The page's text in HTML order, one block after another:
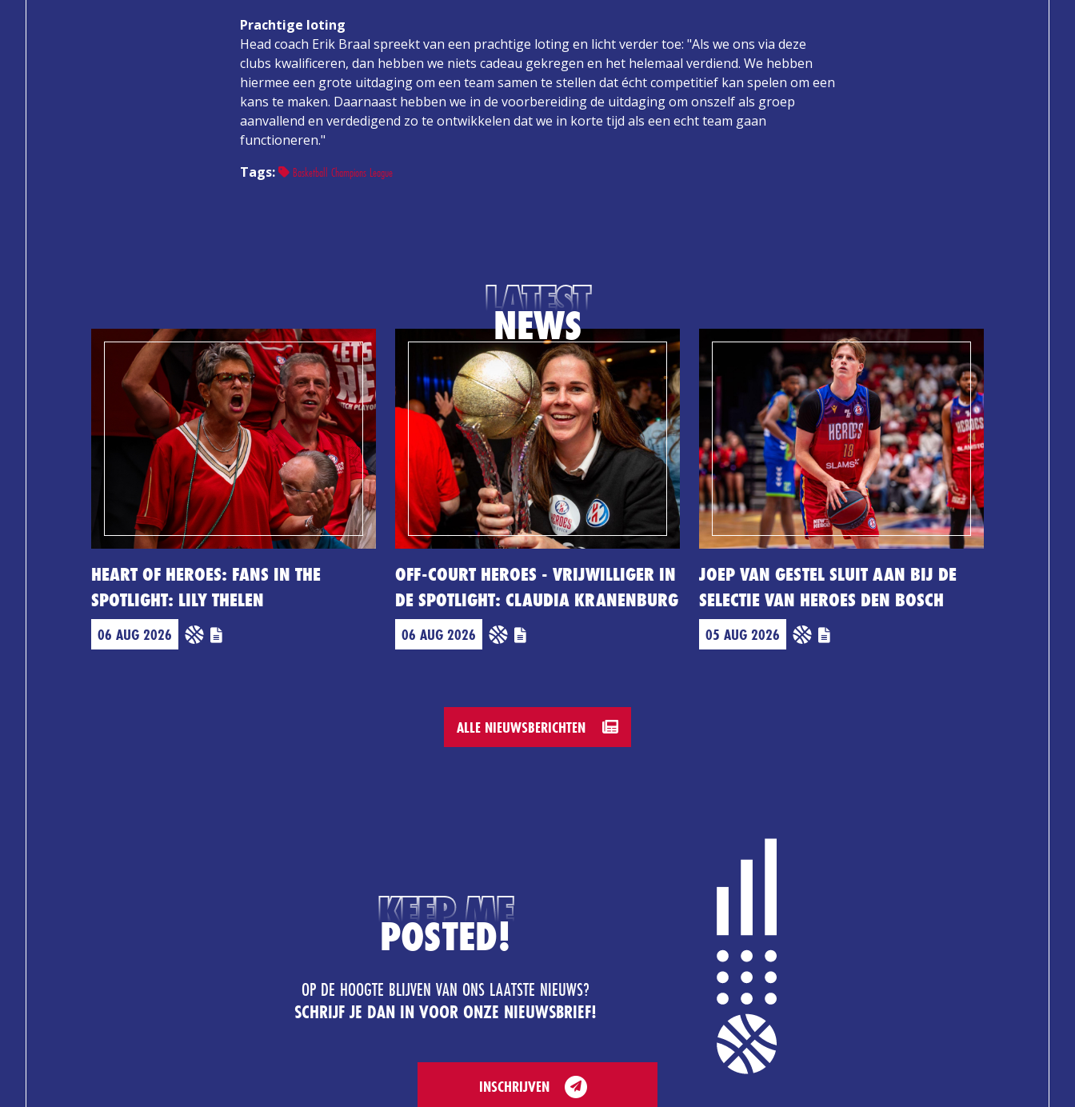
Prachtige loting
Head coach Erik Braal spreekt van een prachtige loting en licht verder toe: "Als we ons via deze
clubs kwalificeren, dan hebben we niets cadeau gekregen en het helemaal verdiend. We hebben
hiermee een grote uitdaging om een team samen te stellen dat écht competitief kan spelen om een
kans te maken. Daarnaast hebben we in de voorbereiding de uitdaging om onszelf als groep
aanvallend en verdedigend zo te ontwikkelen dat we in korte tijd als een echt team gaan
functioneren."
Tags:
Basketball Champions League
LATEST
NEWS
HEART OF HEROES: FANS IN THE
SPOTLIGHT: LILY THELEN
06 AUG 2026
OFF-COURT HEROES - VRIJWILLIGER IN
DE SPOTLIGHT: CLAUDIA KRANENBURG
06 AUG 2026
JOEP VAN GESTEL SLUIT AAN BIJ DE
SELECTIE VAN HEROES DEN BOSCH
05 AUG 2026
ALLE NIEUWSBERICHTEN
KEEP ME
POSTED!
OP DE HOOGTE BLIJVEN VAN ONS LAATSTE NIEUWS?
SCHRIJF JE DAN IN VOOR ONZE NIEUWSBRIEF!
INSCHRIJVEN